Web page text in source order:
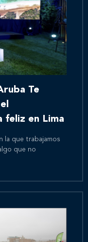
Te
feliz en Lima
la que trabajamos
que no